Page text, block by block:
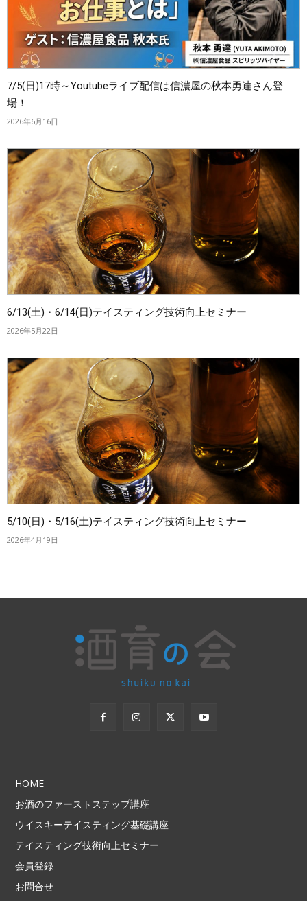
7/5(日)17時～Youtubeライブ配信は信濃屋の秋本勇達さん登
場！
2026年6月16日
6/13(土)・6/14(日)テイスティング技術向上セミナー
2026年5月22日
5/10(日)・5/16(土)テイスティング技術向上セミナー
2026年4月19日
HOME
お酒のファーストステップ講座
ウイスキーテイスティング基礎講座
テイスティング技術向上セミナー
会員登録
お問合せ